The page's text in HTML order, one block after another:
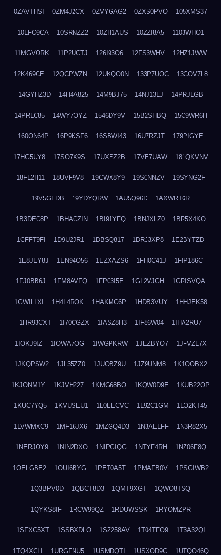
0ZAVTHSI 0ZM4J2CX 0ZVYGAG2 0ZXS0PVO 105XMS37
10LFO9CA 10SRNZZ2 10ZH1AUS 10ZZI8A5 1103WHO1
11MGVORK 11P2UCTJ 126I93O6 12FS3WHV 12HZ1JWW
12K469CE 12QCPWZN 12UKQO0N 133P7UOC 13COV7L8
14GYHZ3D 14H4A825 14M9BJ75 14NJ13LJ 14PRJLGB
14PRLC85 14WY7OYZ 1546DY9V 15B2SHBQ 15C9WR6H
160ON64P 16P9KSF6 16SBWI43 16U7RZJT 179PIGYE
17HG5UY8 17SO7X9S 17UXEZ2B 17VE7UAW 181QKVNV
18FL2H11 18UVF9V8 19CWX8Y9 19S0NNZV 19SYNG2F
19V5GFDB 19YDYQRW 1AU5Q96D 1AXWRT6R
1B3DEC8P 1BHACZIN 1BI91YFQ 1BNJXLZ0 1BR5X4KO
1CFFT9FI 1D9U2JR1 1DBSQ817 1DRJ3XP8 1E2BYTZD
1E8JEY8J 1EN94O56 1EZXAZS6 1FH0C41J 1FIP186C
1FJ0BB6J 1FM8AVFQ 1FP03I5E 1GL2VJGH 1GRISVQA
1GWILLXI 1H4L4ROK 1HAKMC6P 1HDB3VUY 1HHJEK58
1HR93CXT 1I70CGZX 1IASZ8H3 1IF86W04 1IHA2RU7
1IOKJ9IZ 1IOWA7OG 1IWGPKRW 1JEZBYO7 1JFVZL7X
1JKQPSW2 1JL35ZZ0 1JUOBZ9U 1JZ9UNM8 1K1OOBX2
1KJONM1Y 1KJVH227 1KMG68BO 1KQW0D9E 1KUB22OP
1KUC7YQ5 1KVUSEU1 1L0EECVC 1L92C1GM 1LO2KT45
1LVWMXC9 1MF16JX6 1MZGQ4D3 1N3AELFF 1N3R82X5
1NERJOY9 1NIN2DXO 1NIPGIQG 1NTYF4RH 1NZ06F8Q
1OELGBE2 1OUI6BYG 1PET0A5T 1PMAFB0V 1PSGIWB2
1Q3BPV0D 1QBCT8D3 1QMT9XGT 1QWO8TSQ
1QYKS8IF 1RCW99QZ 1RDUWSSK 1RYOMZPR
1SFXG5XT 1SSBXDLO 1SZ258AV 1T04TFO9 1T3A32QI
1TQ4XCLI 1URGFNU5 1USMDQTI 1USXOD9C 1UTQO46Q